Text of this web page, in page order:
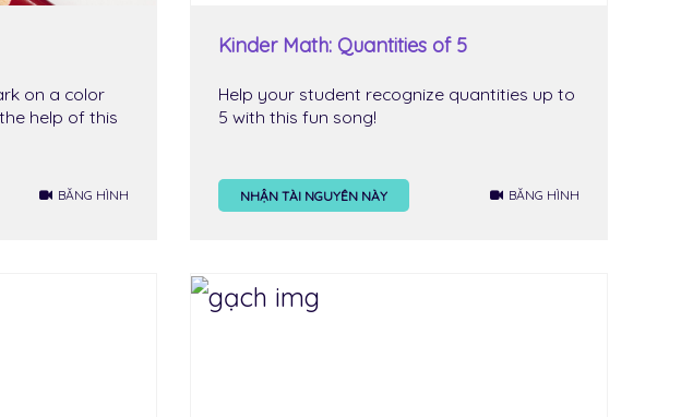
on a color
help of this
BĂNG HÌNH
Kinder Math: Quantities of 5
Help your student recognize quantities up to
5 with this fun song!
NHẬN TÀI NGUYÊN NÀY BĂNG HÌNH